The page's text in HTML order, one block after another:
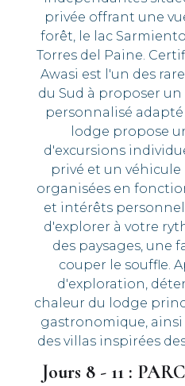
privée offrant une
forêt, le lac
Torres del Paine.
Awasi est l'un des
du Sud à proposer
personnalisé
lodge propose
d'excursions
privé et un
organisées en
et intérêts
d'explorer à votre
des paysages, une
couper le souffle.
d'exploration,
chaleur du lodge
gastronomique,
des villas inspirées
Jours 8 - 11 :